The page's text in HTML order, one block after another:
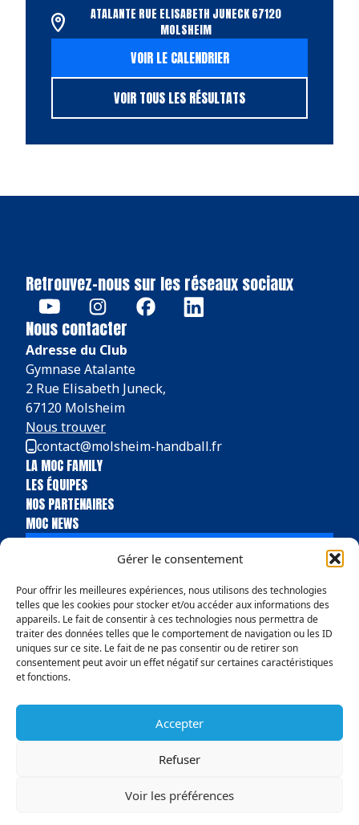
Gérer le consentement
Pour offrir les meilleures expériences, nous utilisons des technologies
telles que les cookies pour stocker et/ou accéder aux informations des
appareils. Le fait de consentir à ces technologies nous permettra de
traiter des données telles que le comportement de navigation ou les ID
uniques sur ce site. Le fait de ne pas consentir ou de retirer son
consentement peut avoir un effet négatif sur certaines caractéristiques
et fonctions.
Accepter
Refuser
Voir les préférences
ATALANTE RUE ELISABETH JUNECK 67120
MOLSHEIM
VOIR LE CALENDRIER
VOIR TOUS LES RÉSULTATS
Retrouvez-nous sur les réseaux sociaux
Nous contacter
Adresse du Club
Gymnase Atalante
2 Rue Elisabeth Juneck,
67120 Molsheim
Nous trouver
contact@molsheim-handball.fr
LA MOC FAMILY
LES ÉQUIPES
NOS PARTENAIRES
MOC NEWS
BILLETTERIE
BOUTIQUE
Politique de confidentialitéConditions Générales de vente
Mentions légales
Politique en matière de remboursements et de retours
© Copyright 2025 MOC Handball Molsheim